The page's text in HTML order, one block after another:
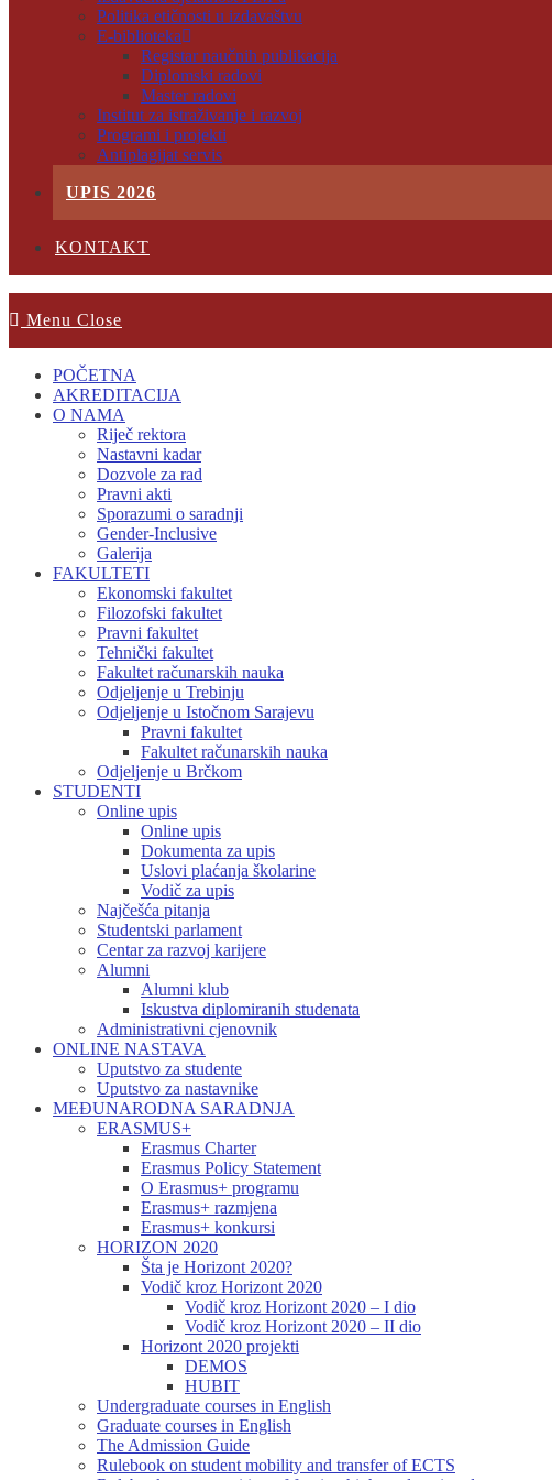
Politika etičnosti u izdavaštvu
E-biblioteka
Registar naučnih publikacija
Diplomski radovi
Master radovi
Institut za istraživanje i razvoj
Programi i projekti
Antiplagijat servis
UPIS 2026
KONTAKT
Menu Close
POČETNA
AKREDITACIJA
O NAMA
Riječ rektora
Nastavni kadar
Dozvole za rad
Pravni akti
Sporazumi o saradnji
Gender-Inclusive
Galerija
FAKULTETI
Ekonomski fakultet
Filozofski fakultet
Pravni fakultet
Tehnički fakultet
Fakultet računarskih nauka
Odjeljenje u Trebinju
Odjeljenje u Istočnom Sarajevu
Pravni fakultet
Fakultet računarskih nauka
Odjeljenje u Brčkom
STUDENTI
Online upis
Online upis
Dokumenta za upis
Uslovi plaćanja školarine
Vodič za upis
Najčešća pitanja
Studentski parlament
Centar za razvoj karijere
Alumni
Alumni klub
Iskustva diplomiranih studenata
Administrativni cjenovnik
ONLINE NASTAVA
Uputstvo za studente
Uputstvo za nastavnike
MEĐUNARODNA SARADNJA
ERASMUS+
Erasmus Charter
Erasmus Policy Statement
O Erasmus+ programu
Erasmus+ razmjena
Erasmus+ konkursi
HORIZON 2020
Šta je Horizont 2020?
Vodič kroz Horizont 2020
Vodič kroz Horizont 2020 – I dio
Vodič kroz Horizont 2020 – II dio
Horizont 2020 projekti
DEMOS
HUBIT
Undergraduate courses in English
Graduate courses in English
The Admission Guide
Rulebook on student mobility and transfer of ECTS